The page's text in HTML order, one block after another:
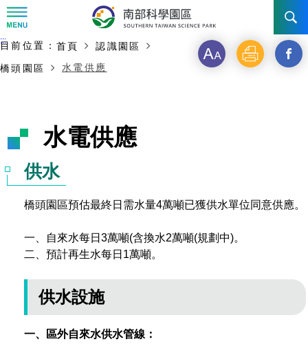
訊息公告
新聞資料專區
園區電子看板專區
發展沿革
組織架構
組織職掌
管理局位置
年度工作展望
國家科學及技術委員會重大政策
廉政園地
工作職掌與聯絡管道
廉政反貪、防貪專區
獲獎記錄
檔案應用專區
認識園區
臺南園區
土地規劃
水電供應
園區土地廠房宿舍出租資訊
競爭優勢
土地規劃
水電供應
簡介
競爭優勢
土地規劃
新設園區
交通資訊
機構及廠商名錄
工商服務
申請流程及表單
入區申辦流程
申辦案件處理時限
投資業務
園區事業管理費
土地及廠房租賃
科學園區廠商服務網
園區課程及獎補助計畫
主要內容開始
:::
目前位置： 首頁
認識園區
橋頭園區
水電供應
字 列 另
水電供應
供水
橋頭園區預估最終日需水量4萬噸已獲供水單位同意供應。
一、自來水每日3萬噸(含換水2萬噸(規劃中)。
二、預計再生水每日1萬噸。
供水設施
一、區外自來水供水管線：